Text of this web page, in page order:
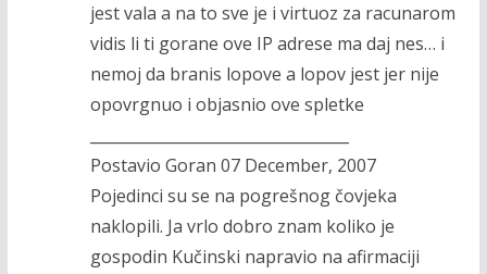
jest vala a na to sve je i virtuoz za racunarom
vidis li ti gorane ove IP adrese ma daj nes… i
nemoj da branis lopove a lopov jest jer nije
opovrgnuo i objasnio ove spletke
Postavio Goran 07 December, 2007
Pojedinci su se na pogrešnog čovjeka
naklopili. Ja vrlo dobro znam koliko je
gospodin Kučinski napravio na afirmaciji